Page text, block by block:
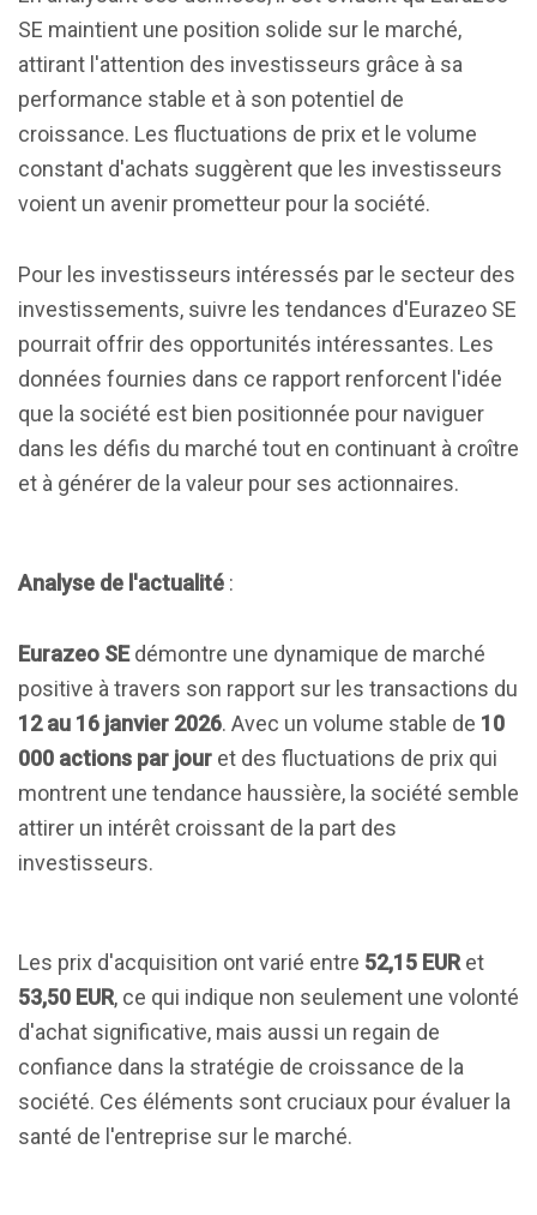
SE maintient une position solide sur le marché,
attirant l'attention des investisseurs grâce à sa
performance stable et à son potentiel de
croissance. Les fluctuations de prix et le volume
constant d'achats suggèrent que les investisseurs
voient un avenir prometteur pour la société.
Pour les investisseurs intéressés par le secteur des
investissements, suivre les tendances d'Eurazeo SE
pourrait offrir des opportunités intéressantes. Les
données fournies dans ce rapport renforcent l'idée
que la société est bien positionnée pour naviguer
dans les défis du marché tout en continuant à croître
et à générer de la valeur pour ses actionnaires.
Analyse de l'actualité :
Eurazeo SEdémontre une dynamique de marché
positive à travers son rapport sur les transactions du
12 au 16 janvier 2026. Avec un volume stable de 10
000 actions par jour et des fluctuations de prix qui
montrent une tendance haussière, la société semble
attirer un intérêt croissant de la part des
investisseurs.
Les prix d'acquisition ont varié entre 52,15 EUR et
53,50 EUR, ce qui indique non seulement une volonté
d'achat significative, mais aussi un regain de
confiance dans la stratégie de croissance de la
société. Ces éléments sont cruciaux pour évaluer la
santé de l'entreprise sur le marché.